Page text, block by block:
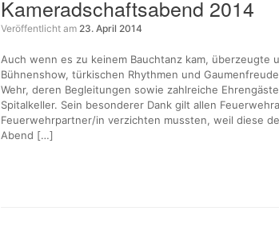
Kameradschaftsabend 2014
Veröffentlicht am 23. April 2014
Auch wenn es zu keinem Bauchtanz kam, überzeugte
Bühnenshow, türkischen Rhythmen und
Wehr, deren Begleitungen sowie zahlreiche
Spitalkeller. Sein besonderer Dank gilt allen
Feuerwehrpartner/in verzichten mussten, weil diese
Abend […]